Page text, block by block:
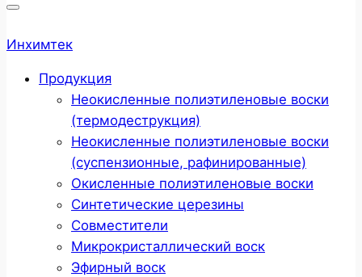
Инхимтек
Продукция
Неокисленные полиэтиленовые воски
(термодеструкция)
Неокисленные полиэтиленовые воски
(суспензионные, рафинированные)
Окисленные полиэтиленовые воски
Cинтетические церезины
Совместители
Микрокристаллический воск
Эфирный воск